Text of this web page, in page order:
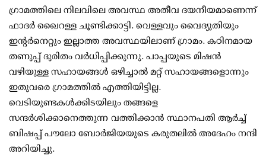
ഗ്രാമത്തിലെ നിലവിലെ അവസ്ഥ അതീവ ദയനീയമാണെന്ന്
ഫാദർ ഖൈറള്ള ചൂണ്ടിക്കാട്ടി. വെള്ളവും വൈദ്യുതിയും
ഇന്റർനെറ്റും ഇല്ലാത്ത അവസ്ഥയിലാണ് ഗ്രാമം. കഠിനമായ
തണുപ്പ് ദുരിതം വർധിപ്പിക്കുന്നു. പാപ്പയുടെ മിഷൻ
വഴിയുള്ള സഹായങ്ങൾ ഒഴിച്ചാൽ മറ്റ് സഹായങ്ങളൊന്നും
ഇതുവരെ ഗ്രാമത്തിൽ എത്തിയിട്ടില്ല.
വെടിയുണ്ടകൾക്കിടയിലും തങ്ങളെ
സന്ദർശിക്കാനെത്തുന്ന വത്തിക്കാൻ സ്ഥാനപതി ആർച്ച്
ബിഷപ്പ് പൗലോ ബോർജിയയുടെ കരുതലിൽ അദേഹം നന്ദി
അറിയിച്ചു.